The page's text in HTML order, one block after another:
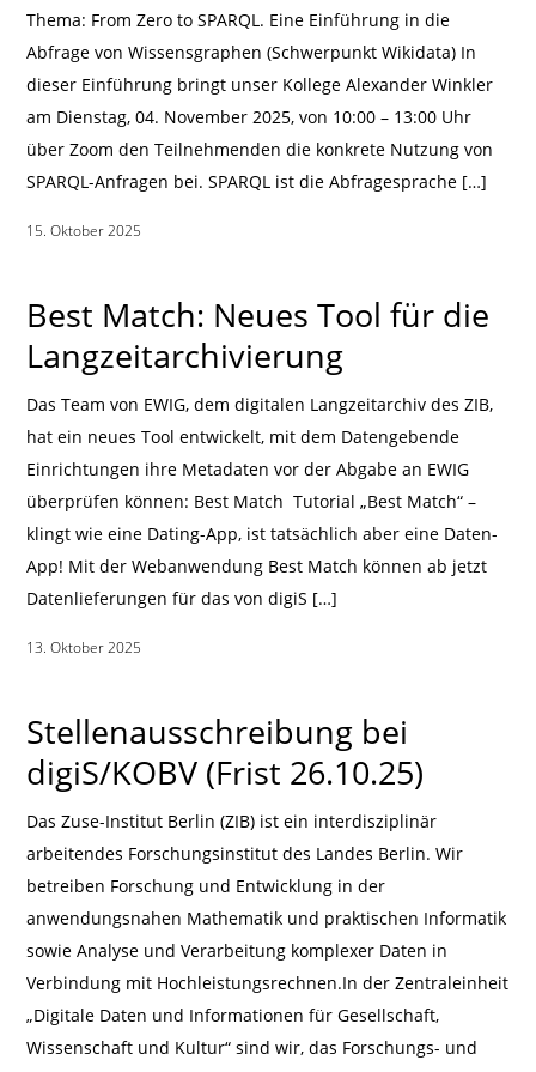
Thema: From Zero to SPARQL. Eine Einführung in die
Abfrage von Wissensgraphen (Schwerpunkt Wikidata) In
dieser Einführung bringt unser Kollege Alexander Winkler
am Dienstag, 04. November 2025, von 10:00 – 13:00 Uhr
über Zoom den Teilnehmenden die konkrete Nutzung von
SPARQL-Anfragen bei. SPARQL ist die Abfragesprache […]
15. Oktober 2025
Best Match: Neues Tool für die
Langzeitarchivierung
Das Team von EWIG, dem digitalen Langzeitarchiv des ZIB,
hat ein neues Tool entwickelt, mit dem Datengebende
Einrichtungen ihre Metadaten vor der Abgabe an EWIG
überprüfen können: Best Match Tutorial „Best Match“ –
klingt wie eine Dating-App, ist tatsächlich aber eine Daten-
App! Mit der Webanwendung Best Match können ab jetzt
Datenlieferungen für das von digiS […]
13. Oktober 2025
Stellenausschreibung bei
digiS/KOBV (Frist 26.10.25)
Das Zuse-Institut Berlin (ZIB) ist ein interdisziplinär
arbeitendes Forschungsinstitut des Landes Berlin. Wir
betreiben Forschung und Entwicklung in der
anwendungsnahen Mathematik und praktischen Informatik
sowie Analyse und Verarbeitung komplexer Daten in
Verbindung mit Hochleistungsrechnen.In der Zentraleinheit
„Digitale Daten und Informationen für Gesellschaft,
Wissenschaft und Kultur“ sind wir, das Forschungs- und